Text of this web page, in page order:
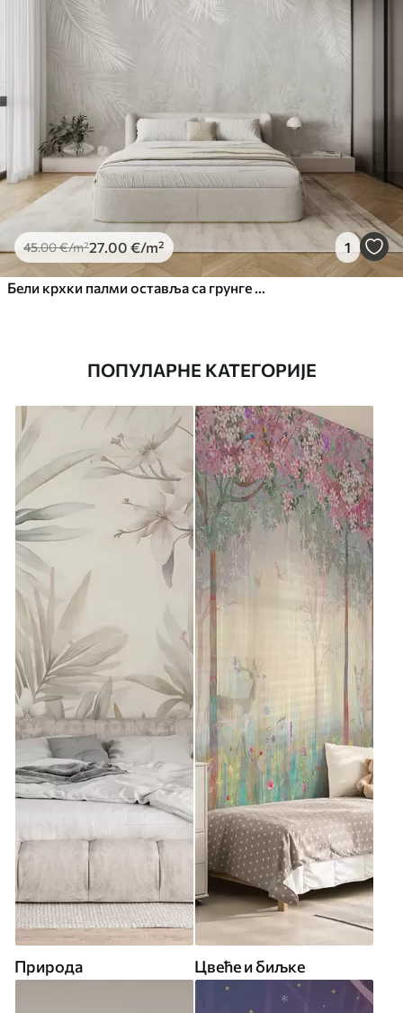
45.00€/m²27 .00 €/m² 1
ПОПУЛАРНЕ КАТЕГОРИЈЕ
Природа Цвеће и биљке